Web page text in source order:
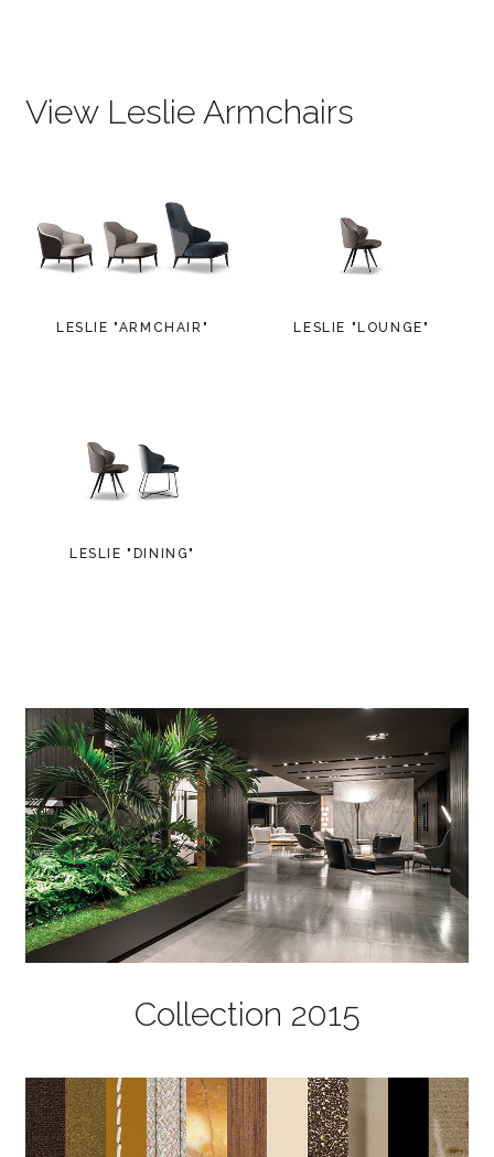
View Leslie Armchairs
LESLIE "ARMCHAIR" LESLIE "LOUNGE"
LESLIE "DINING"
Collection 2015